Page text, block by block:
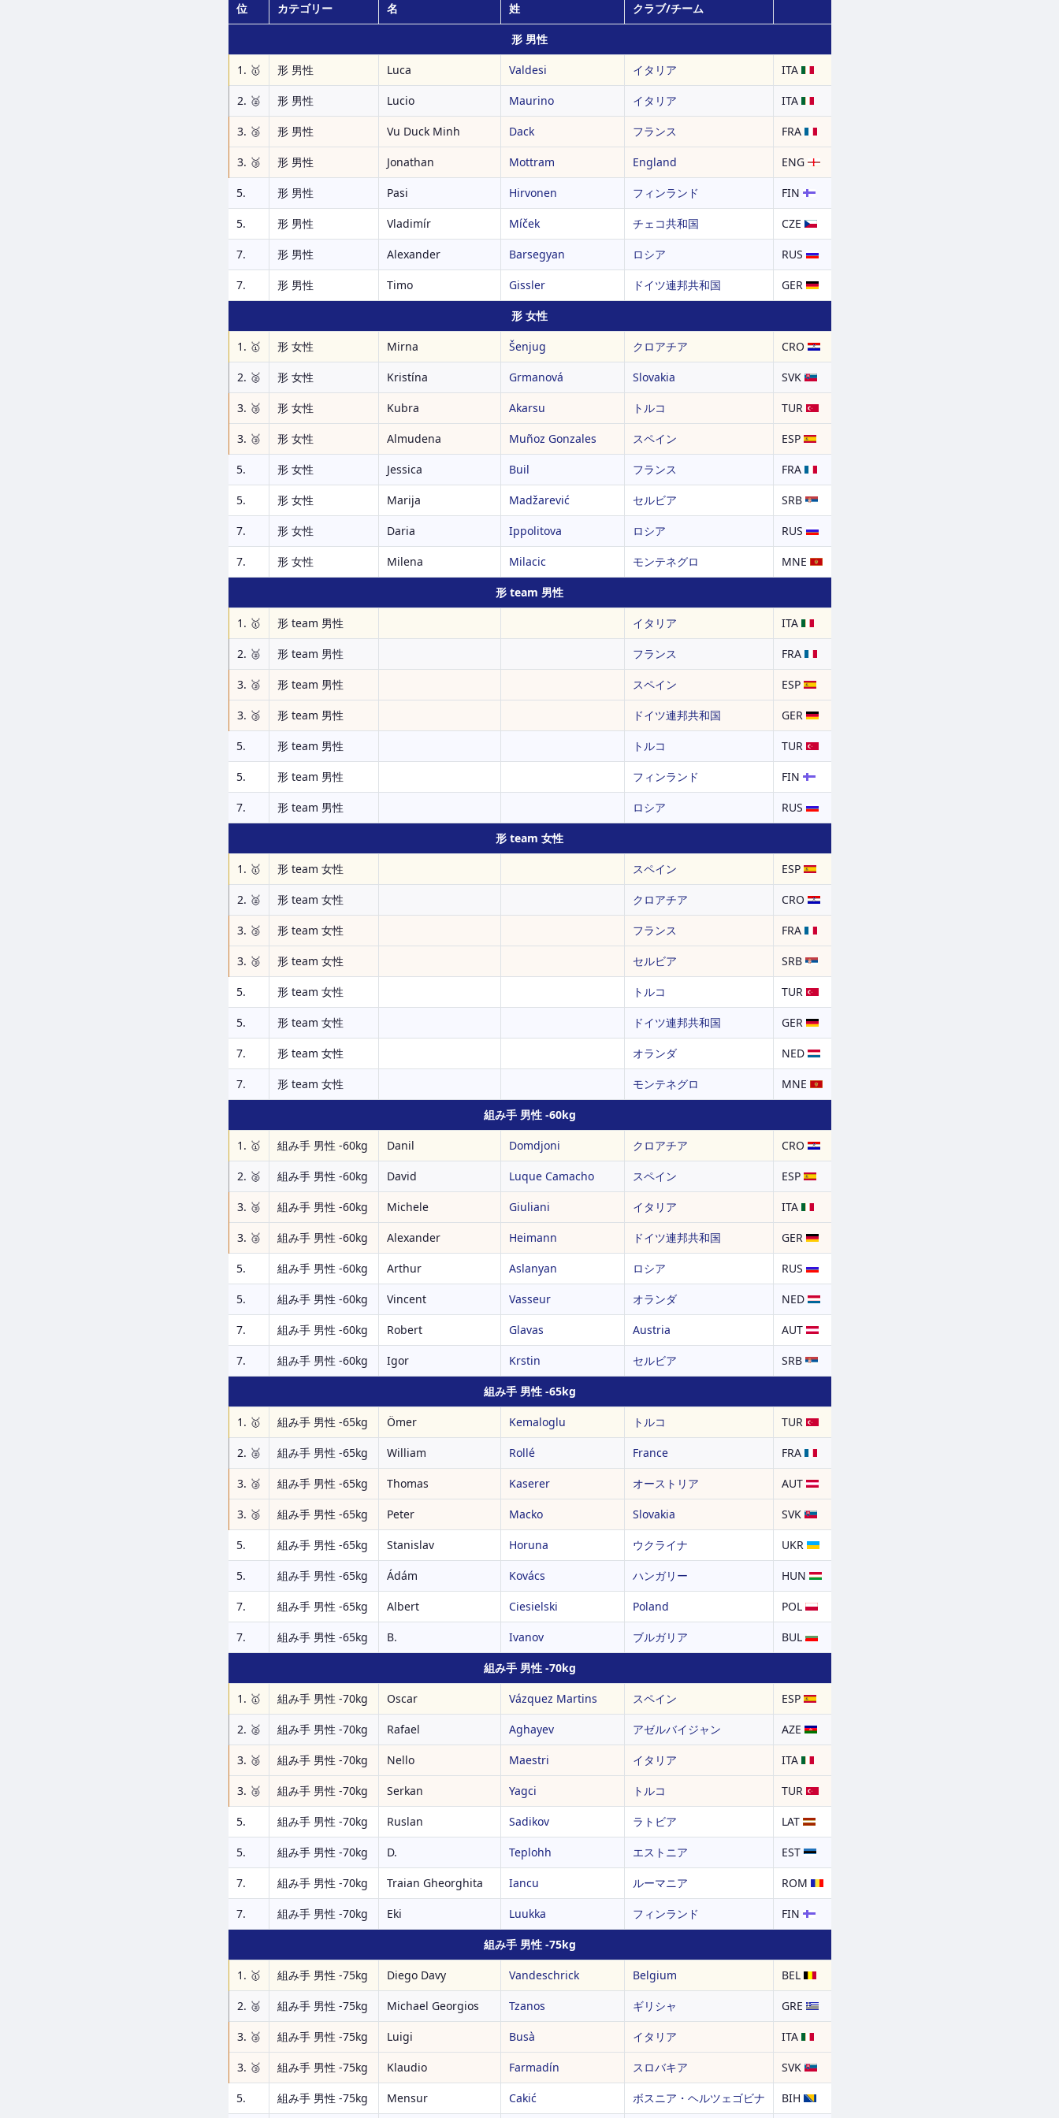
位 カテゴリー 名 姓 クラブ/チーム
形 男性
1. 🥇 形 男性 Luca Valdesi イタリア ITA
2. 🥈 形 男性 Lucio Maurino イタリア ITA
3. 🥉 形 男性 Vu Duck Minh Dack フランス FRA
3. 🥉 形 男性 Jonathan Mottram England ENG
5. 形 男性 Pasi Hirvonen フィンランド FIN
5. 形 男性 Vladimír Míček チェコ共和国 CZE
7. 形 男性 Alexander Barsegyan ロシア RUS
7. 形 男性 Timo Gissler ドイツ連邦共和国 GER
形 女性
1. 🥇 形 女性 Mirna Šenjug クロアチア CRO
2. 🥈 形 女性 Kristína Grmanová Slovakia SVK
3. 🥉 形 女性 Kubra Akarsu トルコ TUR
3. 🥉 形 女性 Almudena Muñoz Gonzales スペイン ESP
5. 形 女性 Jessica Buil フランス FRA
5. 形 女性 Marija Madžarević セルビア SRB
7. 形 女性 Daria Ippolitova ロシア RUS
7. 形 女性 Milena Milacic モンテネグロ MNE
形 team 男性
1. 🥇 形 team 男性 イタリア ITA
2. 🥈 形 team 男性 フランス FRA
3. 🥉 形 team 男性 スペイン ESP
3. 🥉 形 team 男性 ドイツ連邦共和国 GER
5. 形 team 男性 トルコ TUR
5. 形 team 男性 フィンランド FIN
7. 形 team 男性 ロシア RUS
形 team 女性
1. 🥇 形 team 女性 スペイン ESP
2. 🥈 形 team 女性 クロアチア CRO
3. 🥉 形 team 女性 フランス FRA
3. 🥉 形 team 女性 セルビア SRB
5. 形 team 女性 トルコ TUR
5. 形 team 女性 ドイツ連邦共和国 GER
7. 形 team 女性 オランダ NED
7. 形 team 女性 モンテネグロ MNE
組み手 男性 -60kg
1. 🥇 組み手 男性 -60kg Danil Domdjoni クロアチア CRO
2. 🥈 組み手 男性 -60kg David Luque Camacho スペイン ESP
3. 🥉 組み手 男性 -60kg Michele Giuliani イタリア ITA
3. 🥉 組み手 男性 -60kg Alexander Heimann ドイツ連邦共和国 GER
5. 組み手 男性 -60kg Arthur Aslanyan ロシア RUS
5. 組み手 男性 -60kg Vincent Vasseur オランダ NED
7. 組み手 男性 -60kg Robert Glavas Austria AUT
7. 組み手 男性 -60kg Igor Krstin セルビア SRB
組み手 男性 -65kg
1. 🥇 組み手 男性 -65kg Ömer Kemaloglu トルコ TUR
2. 🥈 組み手 男性 -65kg William Rollé France FRA
3. 🥉 組み手 男性 -65kg Thomas Kaserer オーストリア AUT
3. 🥉 組み手 男性 -65kg Peter Macko Slovakia SVK
5. 組み手 男性 -65kg Stanislav Horuna ウクライナ UKR
5. 組み手 男性 -65kg Ádám Kovács ハンガリー HUN
7. 組み手 男性 -65kg Albert Ciesielski Poland POL
7. 組み手 男性 -65kg B. Ivanov ブルガリア BUL
組み手 男性 -70kg
1. 🥇 組み手 男性 -70kg Oscar Vázquez Martins スペイン ESP
2. 🥈 組み手 男性 -70kg Rafael Aghayev アゼルバイジャン AZE
3. 🥉 組み手 男性 -70kg Nello Maestri イタリア ITA
3. 🥉 組み手 男性 -70kg Serkan Yagci トルコ TUR
5. 組み手 男性 -70kg Ruslan Sadikov ラトビア LAT
5. 組み手 男性 -70kg D. Teplohh エストニア EST
7. 組み手 男性 -70kg Traian Gheorghita Iancu ルーマニア ROM
7. 組み手 男性 -70kg Eki Luukka フィンランド FIN
組み手 男性 -75kg
1. 🥇 組み手 男性 -75kg Diego Davy Vandeschrick Belgium BEL
2. 🥈 組み手 男性 -75kg Michael Georgios Tzanos ギリシャ GRE
3. 🥉 組み手 男性 -75kg Luigi Busà イタリア ITA
3. 🥉 組み手 男性 -75kg Klaudio Farmadín スロバキア SVK
5. 組み手 男性 -75kg Mensur Cakić ボスニア・ヘルツェゴビナ BIH